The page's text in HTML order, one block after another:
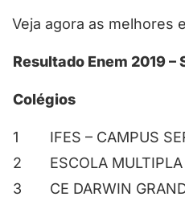
Veja agora as melhores
Resultado Enem 2019 –
Colégios
1
IFES – CAMPUS
2
ESCOLA MULTIPLA
3
CE DARWIN